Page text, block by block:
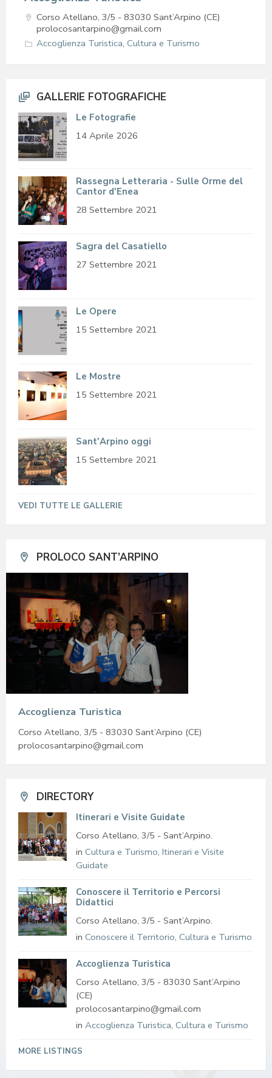
Corso Atellano, 3/5 - 83030 Sant’Arpino (CE)
prolocosantarpino@gmail.com
Accoglienza Turistica, Cultura e Turismo
GALLERIE FOTOGRAFICHE
Le Fotografie
14 Aprile 2026
Rassegna Letteraria - Sulle Orme del
Cantor d'Enea
28 Settembre 2021
Sagra del Casatiello
27 Settembre 2021
Le Opere
15 Settembre 2021
Le Mostre
15 Settembre 2021
Sant'Arpino oggi
15 Settembre 2021
VEDI TUTTE LE GALLERIE
PROLOCO SANT’ARPINO
Accoglienza Turistica
Corso Atellano, 3/5 - 83030 Sant’Arpino (CE)
prolocosantarpino@gmail.com
DIRECTORY
Itinerari e Visite Guidate
Corso Atellano, 3/5 - Sant’Arpino.
in Cultura e Turismo, Itinerari e Visite
Guidate
Conoscere il Territorio e Percorsi
Didattici
Corso Atellano, 3/5 - Sant’Arpino.
in Conoscere il Territorio, Cultura e Turismo
Accoglienza Turistica
Corso Atellano, 3/5 - 83030 Sant’Arpino
(CE)
prolocosantarpino@gmail.com
in Accoglienza Turistica, Cultura e Turismo
MORE LISTINGS